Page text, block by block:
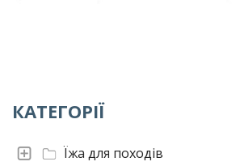
КАТЕГОРІЇ
Їжа для походів